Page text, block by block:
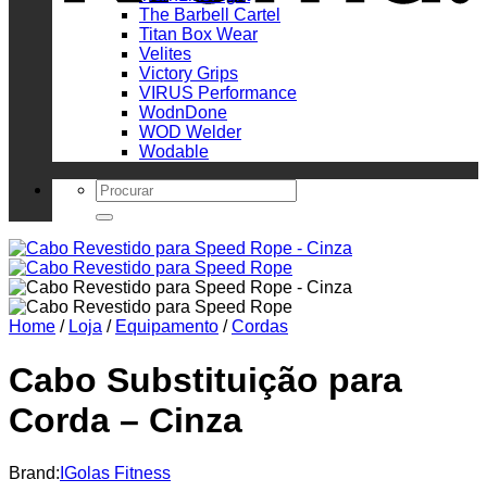
The Barbell Cartel
Titan Box Wear
Velites
Victory Grips
VIRUS Performance
WodnDone
WOD Welder
Wodable
Search
for:
Home / Loja / Equipamento / Cordas
Cabo Substituição para
Corda – Cinza
Brand: IGolas Fitness